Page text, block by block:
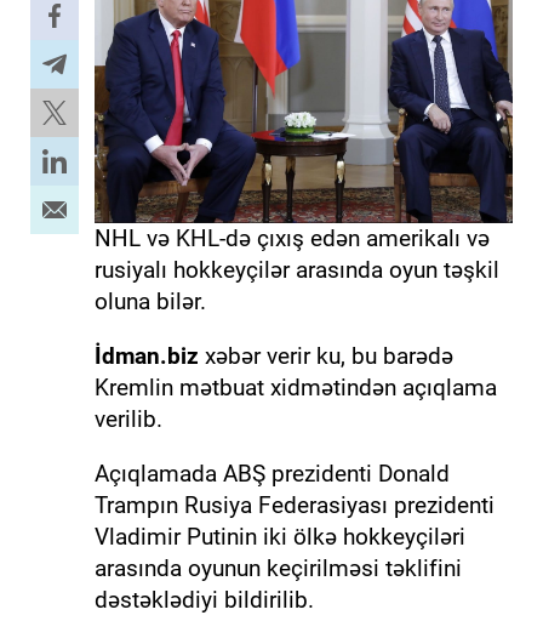
NHL və KHL-də çıxış edən amerikalı və
rusiyalı hokkeyçilər arasında oyun təşkil
oluna bilər.
İdman.biz xəbər verir ku, bu barədə
Kremlin mətbuat xidmətindən açıqlama
verilib.
Açıqlamada ABŞ prezidenti Donald
Trampın Rusiya Federasiyası prezidenti
Vladimir Putinin iki ölkə hokkeyçiləri
arasında oyunun keçirilməsi təklifini
dəstəklədiyi bildirilib.